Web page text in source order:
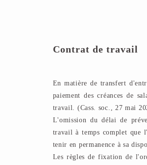
Contrat de travail
En matière de transfert
paiement des créances de
travail. (Cass. soc., 27 mai
L'omission du délai de
travail à temps complet que
tenir en permanence à sa
Les règles de fixation de